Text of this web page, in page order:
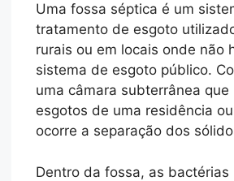
Uma fossa séptica é um
tratamento de esgoto
rurais ou em locais onde não
sistema de esgoto público.
uma câmara subterrânea que
esgotos de uma residência
ocorre a separação dos
Dentro da fossa, as bactérias